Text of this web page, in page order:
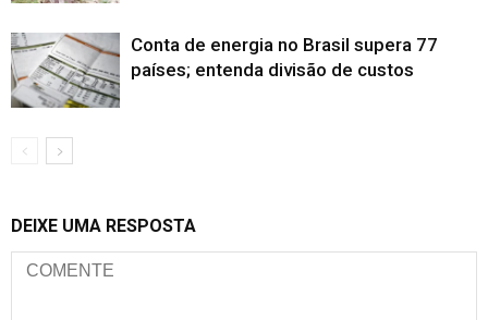
Conta de energia no Brasil supera 77
países; entenda divisão de custos
DEIXE UMA RESPOSTA